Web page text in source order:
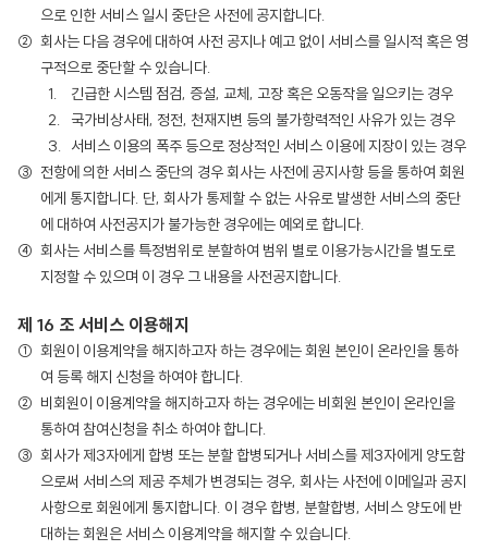
으로 인한 서비스 일시 중단은 사전에 공지합니다.
회사는 다음 경우에 대하여 사전 공지나 예고 없이 서비스를 일시적 혹은 영
구적으로 중단할 수 있습니다.
긴급한 시스템 점검, 증설, 교체, 고장 혹은 오동작을 일으키는 경우
국가비상사태, 정전, 천재지변 등의 불가항력적인 사유가 있는 경우
서비스 이용의 폭주 등으로 정상적인 서비스 이용에 지장이 있는 경우
전항에 의한 서비스 중단의 경우 회사는 사전에 공지사항 등을 통하여 회원
에게 통지합니다. 단, 회사가 통제할 수 없는 사유로 발생한 서비스의 중단
에 대하여 사전공지가 불가능한 경우에는 예외로 합니다.
회사는 서비스를 특정범위로 분할하여 범위 별로 이용가능시간을 별도로
지정할 수 있으며 이 경우 그 내용을 사전공지합니다.
제 16 조 서비스 이용해지
회원이 이용계약을 해지하고자 하는 경우에는 회원 본인이 온라인을 통하
여 등록 해지 신청을 하여야 합니다.
비회원이 이용계약을 해지하고자 하는 경우에는 비회원 본인이 온라인을
통하여 참여신청을 취소 하여야 합니다.
회사가 제3자에게 합병 또는 분할 합병되거나 서비스를 제3자에게 양도함
으로써 서비스의 제공 주체가 변경되는 경우, 회사는 사전에 이메일과 공지
사항으로 회원에게 통지합니다. 이 경우 합병, 분할합병, 서비스 양도에 반
대하는 회원은 서비스 이용계약을 해지할 수 있습니다.